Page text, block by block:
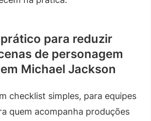
para reduzir
de personagem
Michael Jackson
checklist simples, para equipes
quem acompanha produções